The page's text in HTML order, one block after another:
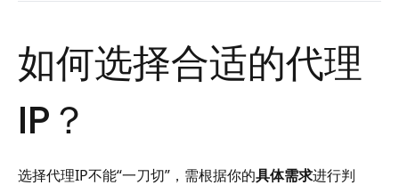
如何选择合适的代理
IP？
选择代理IP不能“一刀切”，需根据你的具体需求进行判